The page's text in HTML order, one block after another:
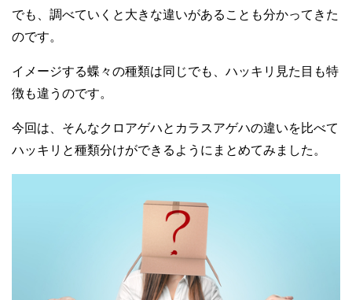
でも、調べていくと大きな違いがあることも分かってきた
のです。
イメージする蝶々の種類は同じでも、ハッキリ見た目も特
徴も違うのです。
今回は、そんなクロアゲハとカラスアゲハの違いを比べて
ハッキリと種類分けができるようにまとめてみました。